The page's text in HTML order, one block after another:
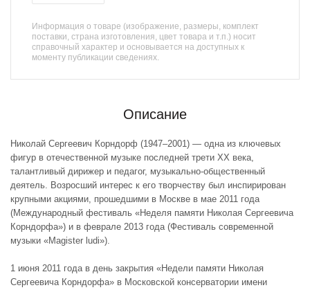
Информация о товаре (изображение, размеры, комплект
поставки, страна изготовления, цвет товара и т.п.) носит
справочный характер и основывается на доступных к
моменту публикации сведениях.
Описание
Николай Сергеевич Корндорф (1947–2001) — одна из ключевых
фигур в отечественной музыке последней трети ХХ века,
талантливый дирижер и педагог, музыкально-общественный
деятель. Возросший интерес к его творчеству был инспирирован
крупными акциями, прошедшими в Москве в мае 2011 года
(Международный фестиваль «Неделя памяти Николая Сергеевича
Корндорфа») и в феврале 2013 года (Фестиваль современной
музыки «Magister ludi»).
1 июня 2011 года в день закрытия «Недели памяти Николая
Сергеевича Корндорфа» в Московской консерватории имени